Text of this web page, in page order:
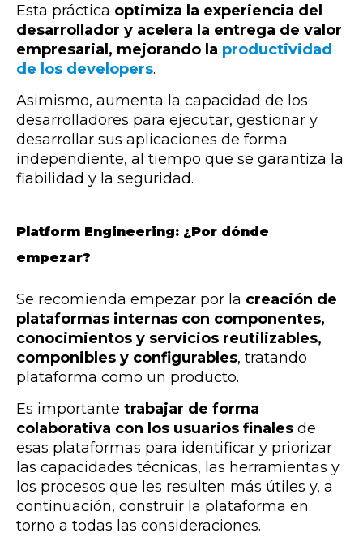
Esta práctica optimiza la experiencia del
desarrollador y acelera la entrega de valor
empresarial, mejorando la productividad
de los developers.
Asimismo, aumenta la capacidad de los
desarrolladores para ejecutar, gestionar y
desarrollar sus aplicaciones de forma
independiente, al tiempo que se garantiza la
fiabilidad y la seguridad.
Platform Engineering: ¿Por dónde
empezar?
Se recomienda empezar por la creación de
plataformas internas con componentes,
conocimientos y servicios reutilizables,
componibles y configurables, tratando
plataforma como un producto.
Es importante trabajar de forma
colaborativa con los usuarios finales de
esas plataformas para identificar y priorizar
las capacidades técnicas, las herramientas y
los procesos que les resulten más útiles y, a
continuación, construir la plataforma en
torno a todas las consideraciones.